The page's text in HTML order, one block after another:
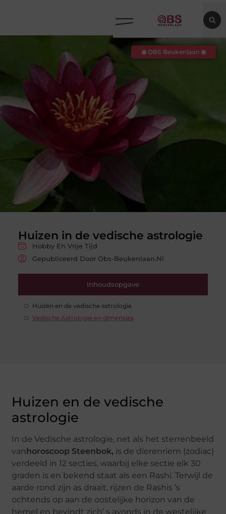
Huizen in de vedische astrologie
Hobby En Vrije Tijd
Gepubliceerd Door Obs-Beukenlaan.nl
Inhoudsopgave
Huizen en de vedische astrologie
Vedische Astrologie en dimensies
◉ OBS Beukenlaan ◉
Huizen en de vedische
astrologie
In de Vedische astrologie, net als het sterrenbeeld
vanhoroscoop Steenbok, is de dierenriem (zodiac)
verdeeld in 12 secties, waarbij elke sectie elk 30
graden is en bekend staat als een Rashi. Terwijl de
aarde rond zijn as draait, rijzen de Rashis ’s
ochtends op aan de oostelijke horizon van de
hemel en bevindt zich’ s avonds in de westelijke